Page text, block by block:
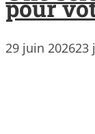
pour
29 juin 202623